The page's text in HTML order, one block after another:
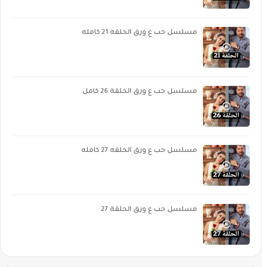
مسلسل حب ع ورق الحلقه 21 كامله
مسلسل حب ع ورق الحلقة 26 كامل
مسلسل حب ع ورق الحلقه 27 كامله
مسلسل حب ع ورق الحلقة 27